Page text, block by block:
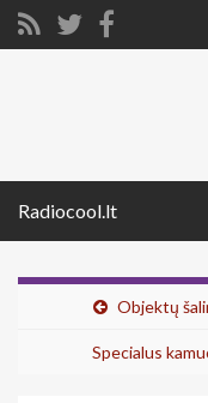
Radiocool.lt
Objektų
Specialus